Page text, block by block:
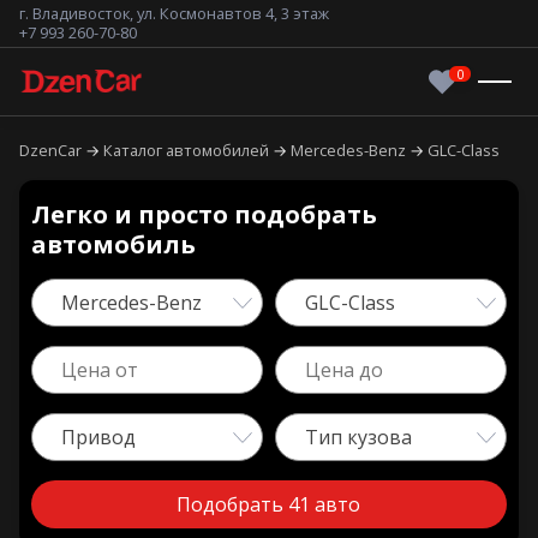
г. Владивосток, ул. Космонавтов 4, 3 этаж
+7 993 260-70-80
DzenCar Каталог автомобилей Mercedes-Benz GLC-Class
Легко и просто подобрать
автомобиль
Mercedes-Benz GLC-Class
Привод Тип кузова
Подобрать 41 авто